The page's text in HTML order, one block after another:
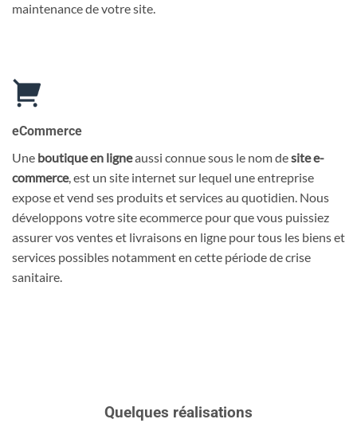
maintenance de votre site.
eCommerce
Une boutique en ligneaussi connue sous le nom desite e-
commerce, est un site internet sur lequel une entreprise
expose et vend ses produits et services au quotidien. Nous
développons votre site ecommerce pour que vous puissiez
assurer vos ventes et livraisons en ligne pour tous les biens et
services possibles notamment en cette période de crise
sanitaire.
Quelques réalisations